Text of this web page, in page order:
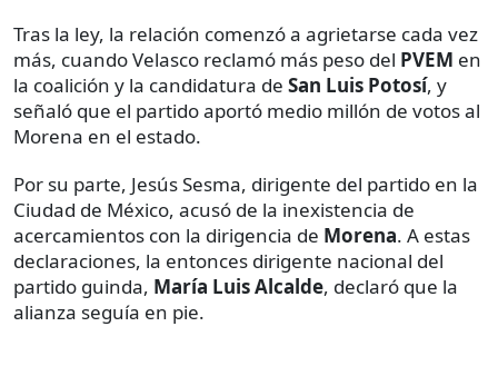
Tras la ley, la relación comenzó a agrietarse cada vez
más, cuando Velasco reclamó más peso del PVEM en
la coalición y la candidatura de San Luis Potosí, y
señaló que el partido aportó medio millón de votos al
Morena en el estado.
Por su parte, Jesús Sesma, dirigente del partido en la
Ciudad de México, acusó de la inexistencia de
acercamientos con la dirigencia de Morena. A estas
declaraciones, la entonces dirigente nacional del
partido guinda, María Luis Alcalde, declaró que la
alianza seguía en pie.